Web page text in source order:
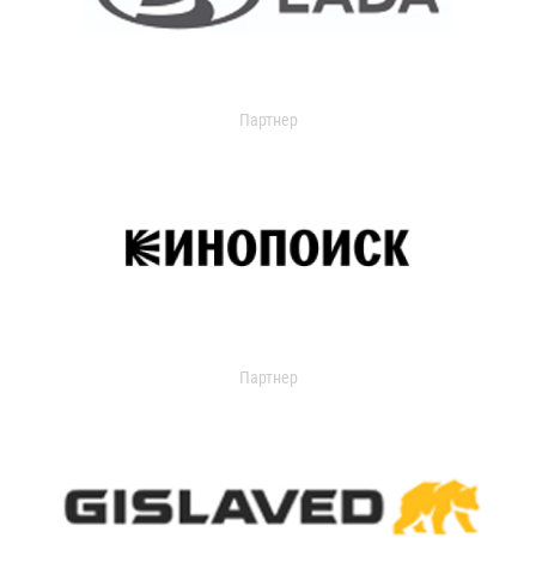
Партнер
Партнер